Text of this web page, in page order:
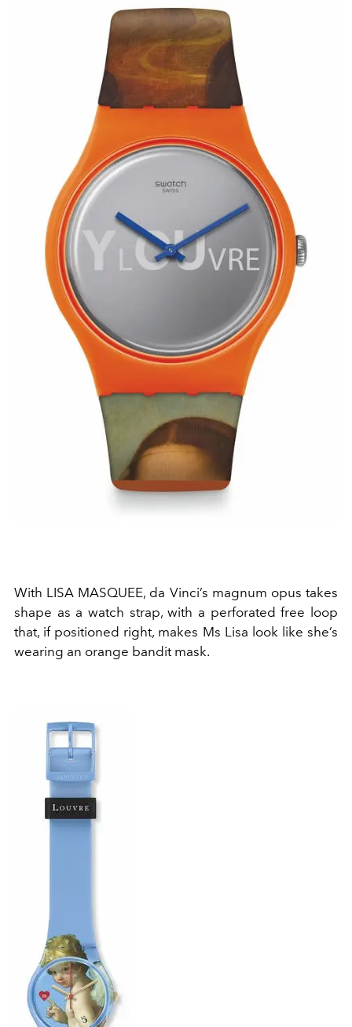
With LISA MASQUEE, da Vinci’s magnum opus takes
shape as a watch strap, with a perforated free loop
that, if positioned right, makes Ms Lisa look like she’s
wearing an orange bandit mask.